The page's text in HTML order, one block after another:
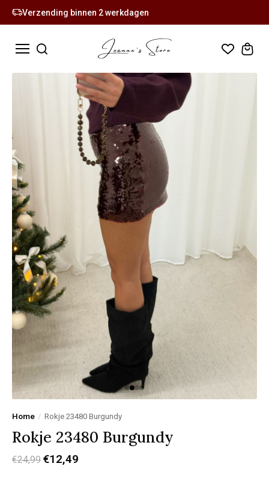
Verzending binnen 2 werkdagen
Home / Rokje 23480 Burgundy
Rokje 23480 Burgundy
€24,99 €12,49